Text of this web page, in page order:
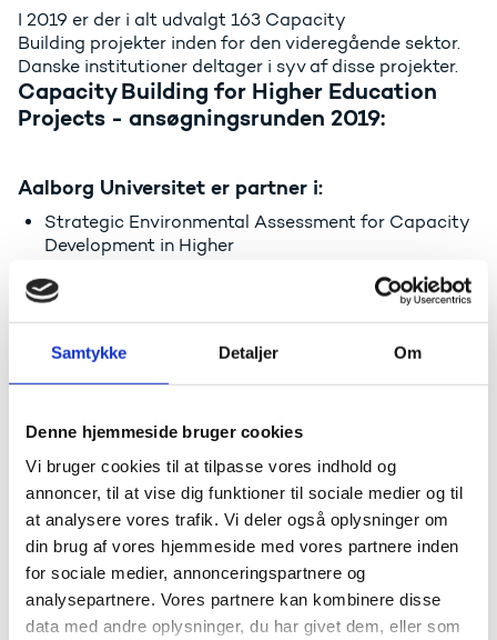
Samtykke Detaljer Om
Denne hjemmeside bruger cookies
Vi bruger cookies til at tilpasse vores indhold og
annoncer, til at vise dig funktioner til sociale medier og til
at analysere vores trafik. Vi deler også oplysninger om
din brug af vores hjemmeside med vores partnere inden
for sociale medier, annonceringspartnere og
analysepartnere. Vores partnere kan kombinere disse
data med andre oplysninger, du har givet dem, eller som
I 2019 er der i alt udvalgt 163 Capacity
Building projekter inden for den videregående sektor.
Danske institutioner deltager i syv af disse projekter.
Capacity Building for Higher Education
Projects - ansøgningsrunden 2019:
Aalborg Universitet er partner i:
Strategic Environmental Assessment for Capacity
Development in Higher
Innovative Training Center to support a 3rd cycle
Advanced Education
Course to face Environmental Emergency in
Azerbaijan (ITACA)
Aarhus Universitet er partner i:
Integrated Track in Brain and Cognitive
Sciences (IBRAIN)
Danmarks Tekniske Universitet er partner i: